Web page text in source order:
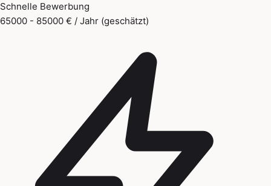
Schnelle Bewerbung
65000 - 85000 € / Jahr (geschätzt)